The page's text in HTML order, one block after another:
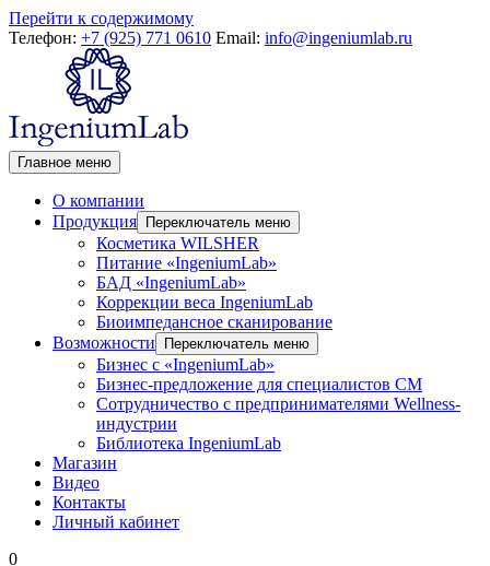
Перейти к содержимому
Телефон: +7 (925) 771 0610 Email: info@ingeniumlab.ru
Главное меню
О компании
Продукция
Переключатель меню
Косметика WILSHER
Питание «IngeniumLab»
БАД «IngeniumLab»
Коррекции веса IngeniumLab
Биоимпедансное сканирование
Возможности
Переключатель меню
Бизнес с «IngeniumLab»
Бизнес-предложение для специалистов СМ
Сотрудничество с предпринимателями Wellness-
индустрии
Библиотека IngeniumLab
Магазин
Видео
Контакты
Личный кабинет
0